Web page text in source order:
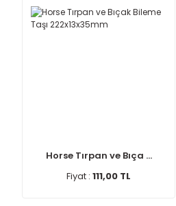
Horse Tırpan ve Bıça ...
Fiyat : 111,00 TL